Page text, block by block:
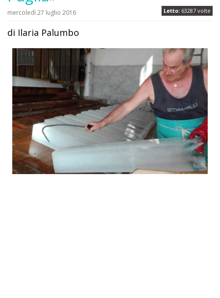
Letto: 63287 volte
mercoledì 27 luglio 2016
di Ilaria Palumbo